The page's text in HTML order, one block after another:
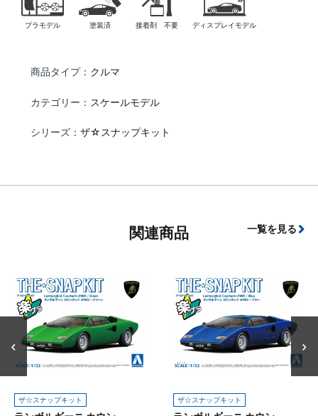
プラモデル 塗装済 接着剤 不要 ディスプレイモデル
商品タイプ： クルマ
カテゴリー： スケールモデル
シリーズ： ザ☆スナップキット
関連商品 一覧を見る
ザ☆スナップキット ザ☆スナップキット